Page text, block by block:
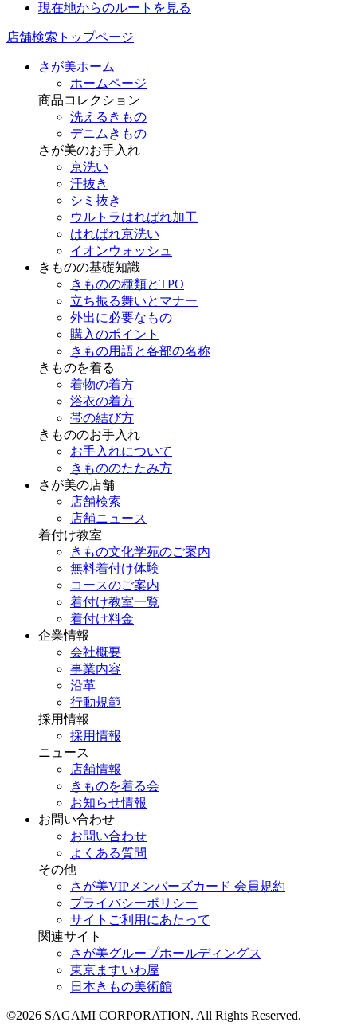
現在地からのルートを見る
店舗検索トップページ
さが美ホーム
ホームページ
商品コレクション
洗えるきもの
デニムきもの
さが美のお手入れ
京洗い
汗抜き
シミ抜き
ウルトラはればれ加工
はればれ京洗い
イオンウォッシュ
きものの基礎知識
きものの種類とTPO
立ち振る舞いとマナー
外出に必要なもの
購入のポイント
きもの用語と各部の名称
きものを着る
着物の着方
浴衣の着方
帯の結び方
きもののお手入れ
お手入れについて
きもののたたみ方
さが美の店舗
店舗検索
店舗ニュース
着付け教室
きもの文化学苑のご案内
無料着付け体験
コースのご案内
着付け教室一覧
着付け料金
企業情報
会社概要
事業内容
沿革
行動規範
採用情報
採用情報
ニュース
店舗情報
きものを着る会
お知らせ情報
お問い合わせ
お問い合わせ
よくある質問
その他
さが美VIPメンバーズカード 会員規約
プライバシーポリシー
サイトご利用にあたって
関連サイト
さが美グループホールディングス
東京ますいわ屋
日本きもの美術館
©2026 SAGAMI CORPORATION. All Rights Reserved.